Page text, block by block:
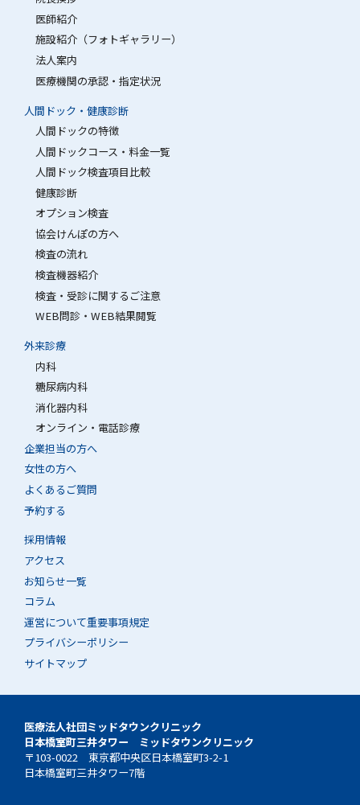
医師紹介
施設紹介（フォトギャラリー）
法人案内
医療機関の承認・指定状況
人間ドック・健康診断
人間ドックの特徴
人間ドックコース・料金一覧
人間ドック検査項目比較
健康診断
オプション検査
協会けんぽの方へ
検査の流れ
検査機器紹介
検査・受診に関するご注意
WEB問診・WEB結果閲覧
外来診療
内科
糖尿病内科
消化器内科
オンライン・電話診療
企業担当の方へ
女性の方へ
よくあるご質問
予約する
採用情報
アクセス
お知らせ一覧
コラム
運営について重要事項規定
プライバシーポリシー
サイトマップ
医療法人社団ミッドタウンクリニック
日本橋室町三井タワー ミッドタウンクリニック
〒103-0022 東京都中央区日本橋室町3-2-1
日本橋室町三井タワー7階